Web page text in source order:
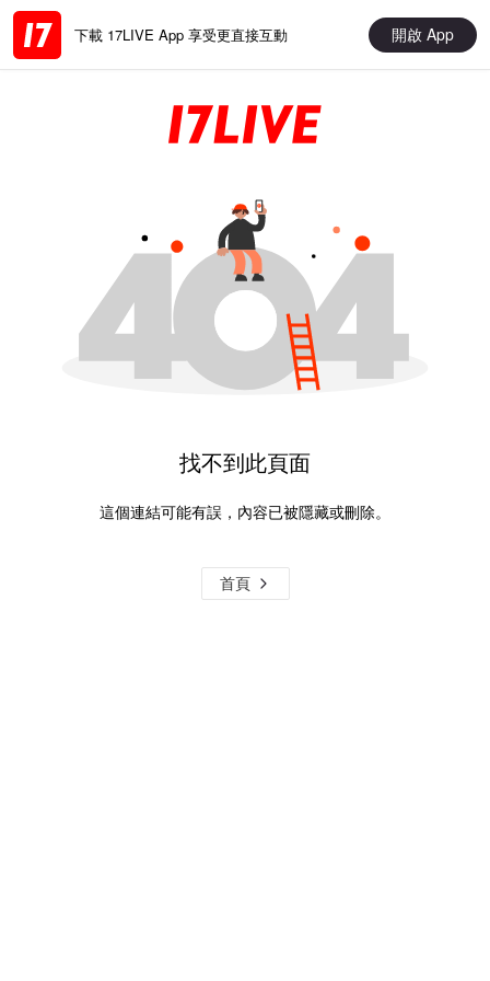
下載 17LIVE App 享受更直接互動 開啟 App
找不到此頁面
這個連結可能有誤，內容已被隱藏或刪除。
首頁